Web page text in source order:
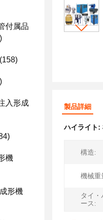
付属品
(158)
入形成
機
形機
製品詳細
ハイライト:
構造:
機械重
タイ
ース: